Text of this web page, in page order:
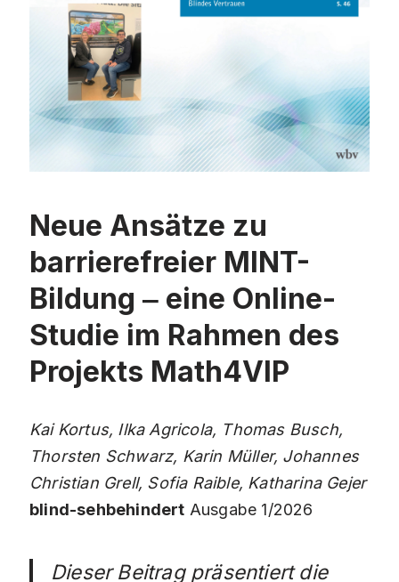
Neue Ansätze zu
barrierefreier MINT-
Bildung ‒ eine Online-
Studie im Rahmen des
Projekts Math4VIP
Kai Kortus, Ilka Agricola, Thomas Busch,
Thorsten Schwarz, Karin Müller, Johannes
Christian Grell, Sofia Raible, Katharina Gejer
blind-sehbehindert Ausgabe 1/2026
Dieser Beitrag präsentiert die